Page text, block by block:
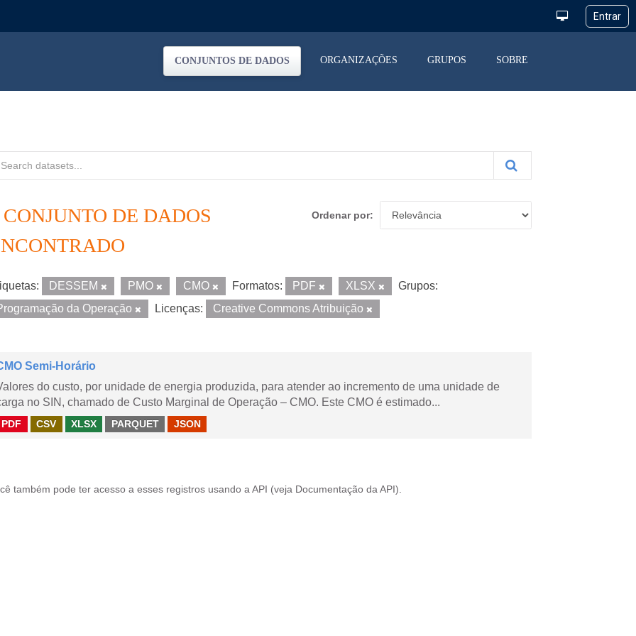
CONJUNTOS DE DADOS ORGANIZAÇÕES GRUPOS SOBRE
Ordenar por
CONJUNTO DE DADOS
DESSEM PMO CMO Formatos: PDF XLSX
Grupos:
da Operação
Licenças: Creative Commons Atribuição
Semi-Horário
do custo, por unidade de energia produzida, para atender ao incremento de uma unidade de
no SIN, chamado de Custo Marginal de Operação – CMO. Este CMO é estimado...
PDF CSV XLSX PARQUET JSON
também pode ter acesso a esses registros usando a API (veja Documentação da API ).